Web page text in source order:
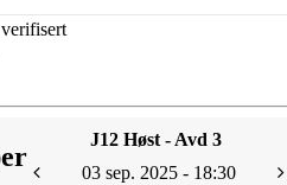
J12 Høst - Avd 3
03 sep. 2025 - 18:30